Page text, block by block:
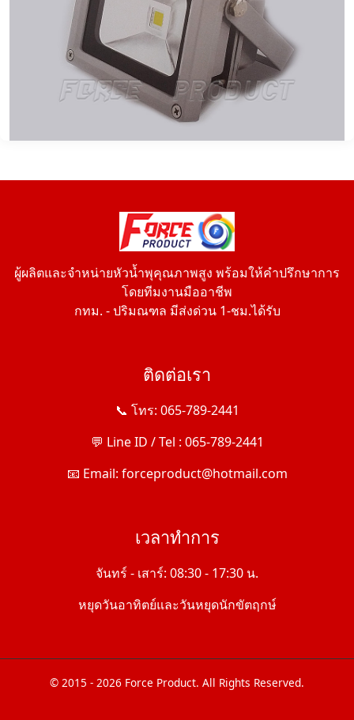
ผู้ผลิตและจำหน่ายหัวน้ำพุคุณภาพสูง พร้อมให้คำปรึกษาการ
โดยทีมงานมืออาชีพ
กทม. - ปริมณฑล มีส่งด่วน 1-ชม.ได้รับ
ติดต่อเรา
📞 โทร: 065-789-2441
💬 Line ID / Tel : 065-789-2441
📧 Email: forceproduct@hotmail.com
เวลาทำการ
จันทร์ - เสาร์: 08:30 - 17:30 น.
หยุดวันอาทิตย์และวันหยุดนักขัตฤกษ์
© 2015 - 2026 Force Product. All Rights Reserved.